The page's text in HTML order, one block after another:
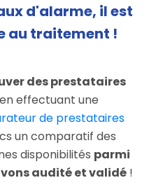
d'alarme, il est
au traitement !
des prestataires
effectuant une
de prestataires
un comparatif des
disponibilités parmi
audité et validé !